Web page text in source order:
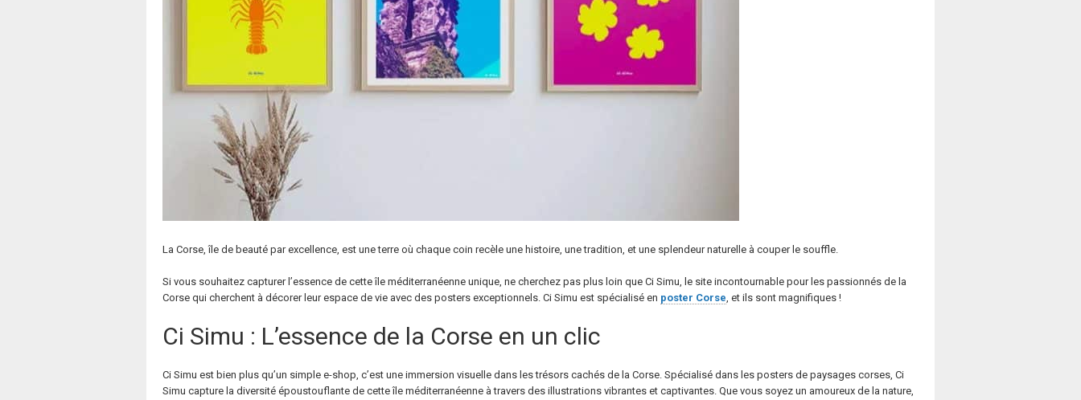
La Corse, île de beauté par excellence, est une terre où chaque coin recèle une histoire, une tradition, et une splendeur naturelle à couper le souffle.
Si vous souhaitez capturer l’essence de cette île méditerranéenne unique, ne cherchez pas plus loin que Ci Simu, le site incontournable pour les passionnés de la
Corse qui cherchent à décorer leur espace de vie avec des posters exceptionnels. Ci Simu est spécialisé en poster Corse, et ils sont magnifiques !
Ci Simu : L’essence de la Corse en un clic
Ci Simu est bien plus qu’un simple e-shop, c’est une immersion visuelle dans les trésors cachés de la Corse. Spécialisé dans les posters de paysages corses, Ci
Simu capture la diversité époustouflante de cette île méditerranéenne à travers des illustrations vibrantes et captivantes. Que vous soyez un amoureux de la nature,